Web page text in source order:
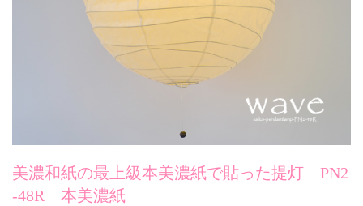
美濃和紙の最上級本美濃紙で貼った提灯 PN2
-48R 本美濃紙